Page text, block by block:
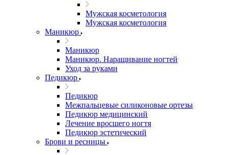
Мужская косметология
Мужская косметология
Маникюр
Маникюр
Маникюр. Наращивание ногтей
Уход за руками
Педикюр
Педикюр
Межпальцевые силиконовые ортезы
Педикюр медицинский
Лечение вросшего ногтя
Педикюр эстетический
Брови и ресницы